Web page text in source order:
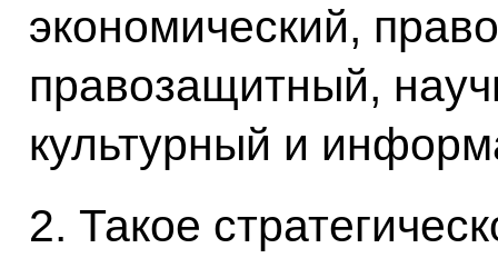
экономический,
правозащитный,
культурный и
2. Такое